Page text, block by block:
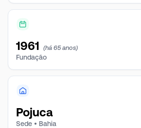
1961 (há 65 anos)
Fundação
Pojuca
Sede • Bahia